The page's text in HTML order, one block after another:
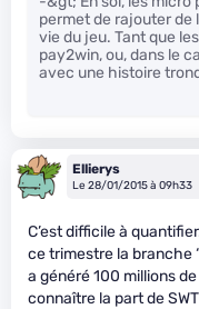
permet de rajouter de
vie du jeu. Tant que
pay2win, ou, dans le
avec une histoire
Ellierys
Le 28/01/2015 à 09h33
C’est difficile à
ce trimestre la branche
a généré 100 millions
connaître la part de